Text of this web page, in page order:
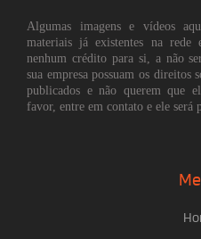
Algumas imagens e vídeos
materiais já existentes na
nenhum crédito para si, a não
sua empresa possuam os direitos
publicados e não querem que
favor, entre em contato e ele será